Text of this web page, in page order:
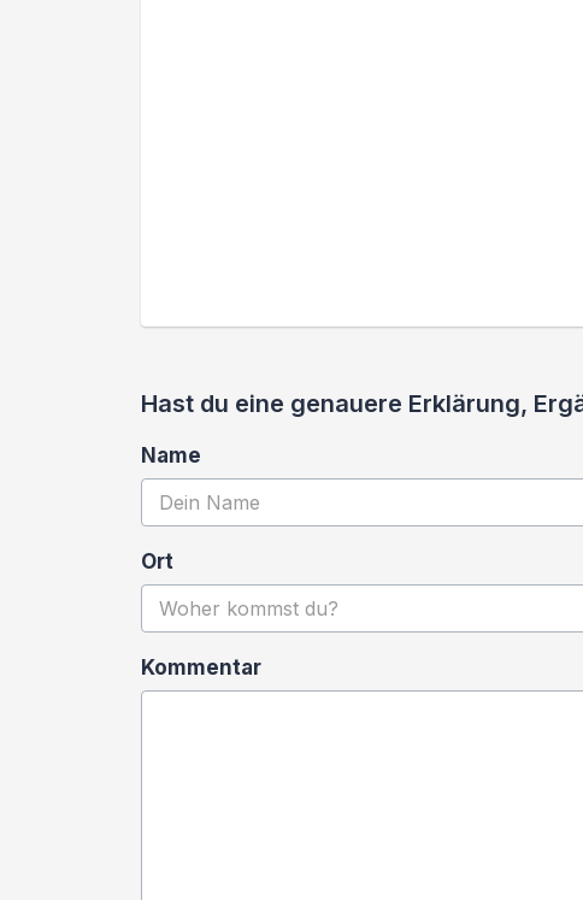
Hast du eine genauere Erklärung,
Name
Ort
Kommentar